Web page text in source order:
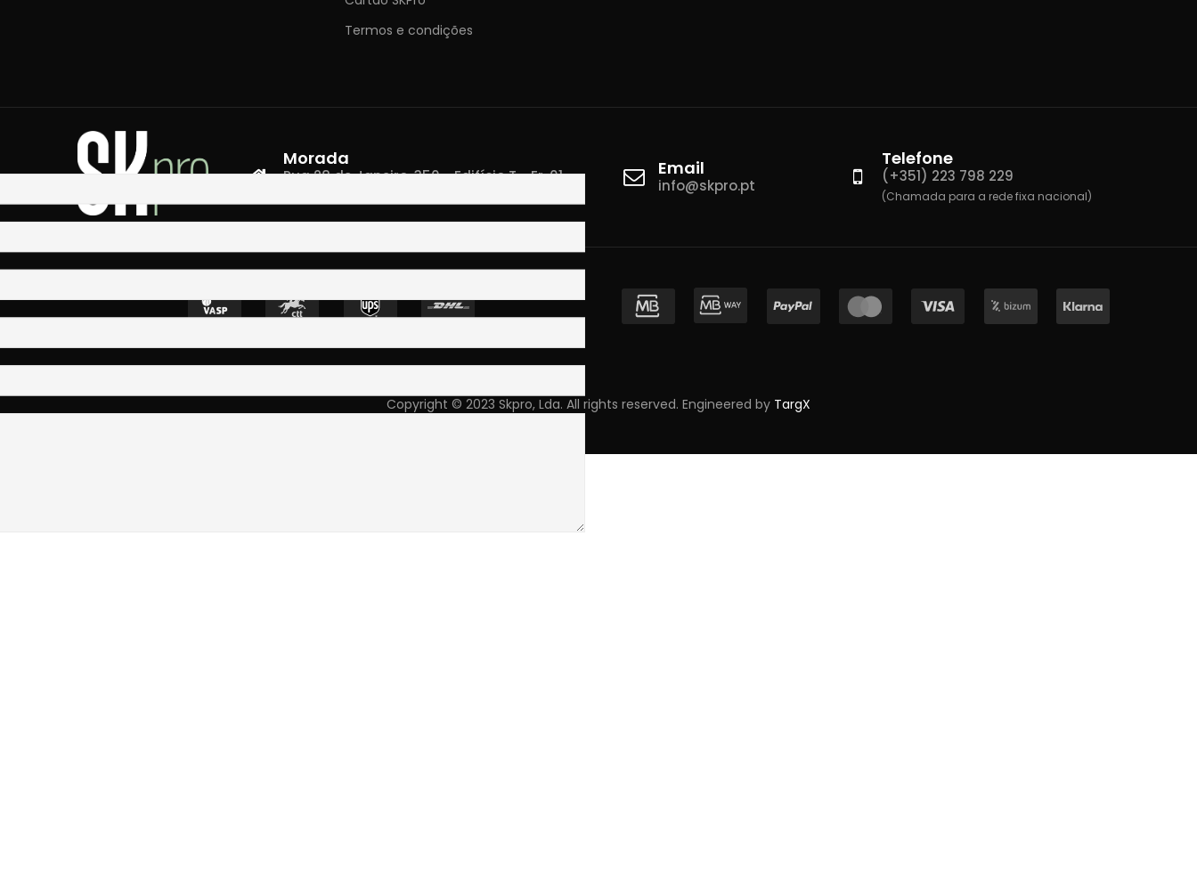
Termos e condições
Morada
Rua 28 de Janeiro, 350 - Edifício T - Fr. 01
Email
info@skpro.pt
Telefone
(+351) 223 798 229
(Chamada para a rede fixa nacional)
Copyright © 2023 Skpro, Lda. All rights reserved. Engineered by TargX